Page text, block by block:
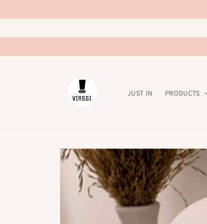
al contenido
JUST IN PRODUCTS
directamente
a la
información
del producto